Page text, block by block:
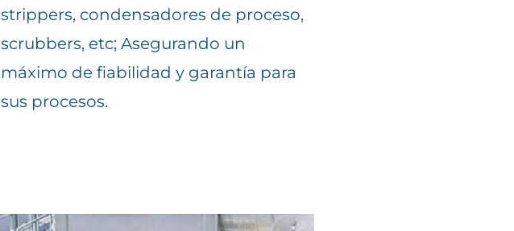
strippers, condensadores de proceso,
scrubbers, etc; Asegurando un
máximo de fiabilidad y garantía para
sus procesos.